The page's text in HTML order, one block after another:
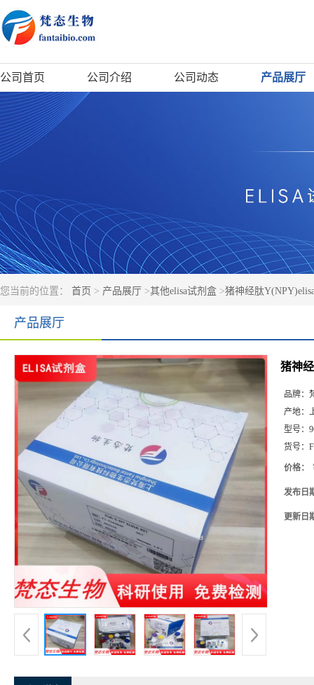
公司首页 公司介绍 公司动态 产品展厅
您当前的位置： 首页 > 产品展厅 >其他elisa试剂盒 >猪神经肽
产品展厅
猪神
品牌：
产地：
型号：
货号：
价格：
发布日
更新日